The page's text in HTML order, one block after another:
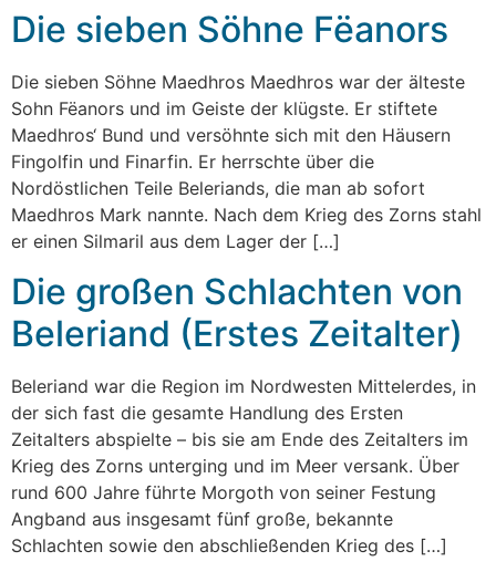
Die sieben Söhne Fëanors
Die sieben Söhne Maedhros Maedhros war der älteste
Sohn Fëanors und im Geiste der klügste. Er stiftete
Maedhros‘ Bund und versöhnte sich mit den Häusern
Fingolfin und Finarfin. Er herrschte über die
Nordöstlichen Teile Beleriands, die man ab sofort
Maedhros Mark nannte. Nach dem Krieg des Zorns stahl
er einen Silmaril aus dem Lager der […]
Die großen Schlachten von
Beleriand (Erstes Zeitalter)
Beleriand war die Region im Nordwesten Mittelerdes, in
der sich fast die gesamte Handlung des Ersten
Zeitalters abspielte – bis sie am Ende des Zeitalters im
Krieg des Zorns unterging und im Meer versank. Über
rund 600 Jahre führte Morgoth von seiner Festung
Angband aus insgesamt fünf große, bekannte
Schlachten sowie den abschließenden Krieg des […]